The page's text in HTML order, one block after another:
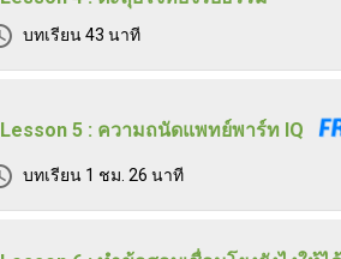
บทเรียน43 นาที
Lesson 5 : ความถนัดแพทย์พาร์ท IQ
บทเรียน 1 ชม. 26 นาที